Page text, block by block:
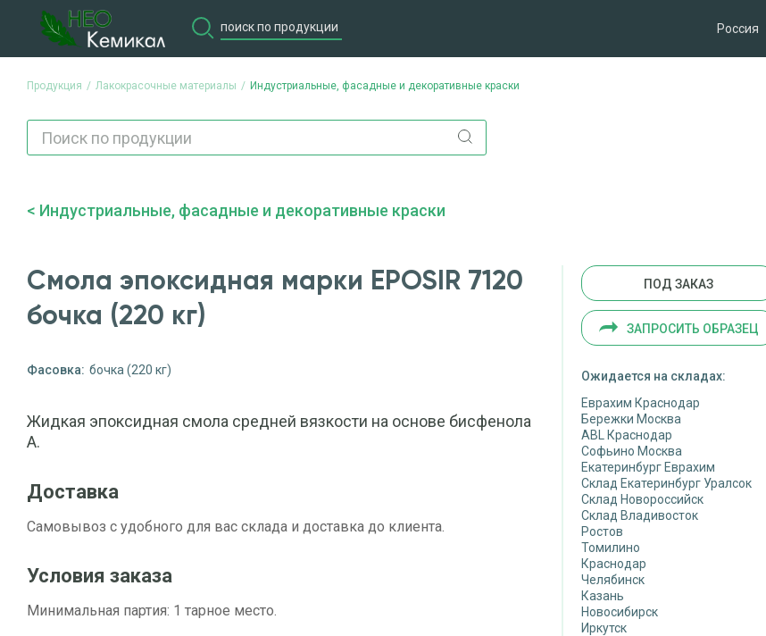
Россия
Продукция Лакокрасочные материалы Индустриальные, фасадные и декоративные краски
Индустриальные, фасадные и декоративные краски
Смола эпоксидная марки EPOSIR 7120
бочка (220 кг)
Фасовка: бочка (220 кг)
Жидкая эпоксидная смола средней вязкости на основе бисфенола
А.
Доставка
Самовывоз с удобного для вас склада и доставка до клиента.
Условия заказа
Минимальная партия: 1 тарное место.
ПОД ЗАКАЗ
ЗАПРОСИТЬ ОБРАЗЕЦ
Ожидается на складах:
Еврахим Краснодар
Бережки Москва
ABL Краснодар
Софьино Москва
Екатеринбург Еврахим
Склад Екатеринбург Уралсок
Склад Новороссийск
Склад Владивосток
Ростов
Томилино
Краснодар
Челябинск
Казань
Новосибирск
Иркутск